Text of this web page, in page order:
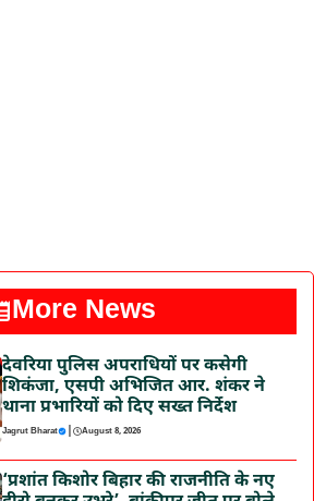
More News
देवरिया पुलिस अपराधियों पर कसेगी
शिकंजा, एसपी अभिजित आर. शंकर ने
थाना प्रभारियों को दिए सख्त निर्देश
Jagrut Bharat | August 8, 2026
‘प्रशांत किशोर बिहार की राजनीति के नए